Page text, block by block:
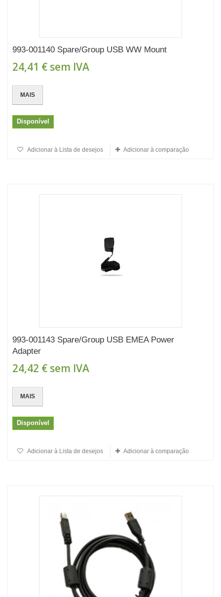
993-001140 Spare/Group USB WW Mount
24,41 € sem IVA
MAIS
Disponível
Adicionar à Lista de desejos Adicionar à comparação
993-001143 Spare/Group USB EMEA Power
Adapter
24,42 € sem IVA
MAIS
Disponível
Adicionar à Lista de desejos Adicionar à comparação